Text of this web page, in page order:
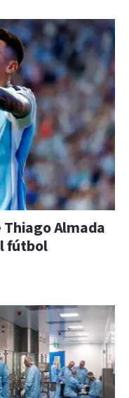
Almada
fútbol